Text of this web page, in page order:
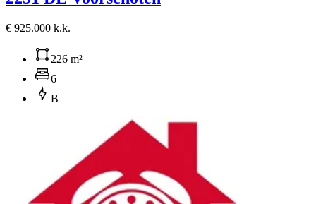
€ 925.000 k.k.
226 m²
6
B